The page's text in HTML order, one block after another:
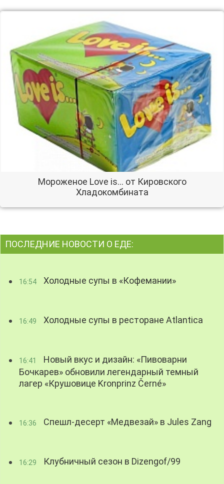
Мороженое Love is... от Кировского
Xладокомбината
ПОСЛЕДНИЕ НОВОСТИ О ЕДЕ:
16:54 Холодные супы в «Кофемании»
16:49 Холодные супы в ресторане Atlantica
16:41
Новый вкус и дизайн: «Пивоварни
Бочкарев» обновили легендарный темный
лагер «Крушовице Kronprinz Černé»
16:36 Спешл-десерт «Медвезай» в Jules Zang
16:29 Клубничный сезон в Dizengof/99